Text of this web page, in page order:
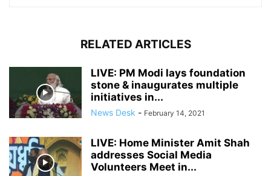
RELATED ARTICLES
LIVE: PM Modi lays foundation
stone & inaugurates multiple
initiatives in...
News Desk - February 14, 2021
LIVE: Home Minister Amit Shah
addresses Social Media
Volunteers Meet in...